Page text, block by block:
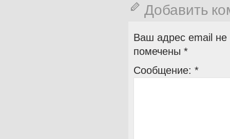
Добавить
Ваш адрес email не
помечены *
Сообщение: *